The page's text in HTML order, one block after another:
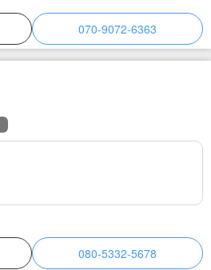
070-9072-6363
080-5332-5678